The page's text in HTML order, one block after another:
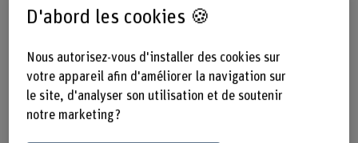
D'abord les cookies 🍪
Nous autorisez-vous d'installer des cookies sur
votre appareil afin d'améliorer la navigation sur
le site, d'analyser son utilisation et de soutenir
notre marketing ?